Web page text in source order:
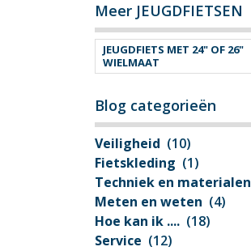
Meer JEUGDFIETSEN
JEUGDFIETS MET 24" OF 26"
WIELMAAT
Blog categorieën
Veiligheid (10)
Fietskleding (1)
Techniek en materialen
Meten en weten (4)
Hoe kan ik .... (18)
Service (12)